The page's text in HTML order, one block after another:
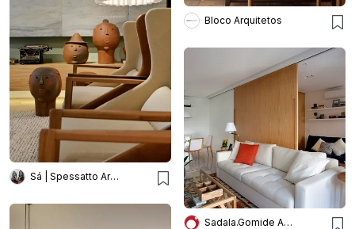
Bloco Arquitetos
Sá | Spessatto Arquitetura
Sadala.Gomide Arquitetura